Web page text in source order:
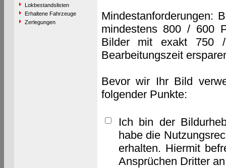
Lokbestandslisten
Erhaltene Fahrzeuge
Zerlegungen
Mindestanforderungen:
mindestens 800 / 600
Bilder mit exakt 750
Bearbeitungszeit
Bevor wir Ihr Bild
folgender Punkte:
Ich bin der
habe die
erhalten. Hiermit
Ansprüchen Dritter